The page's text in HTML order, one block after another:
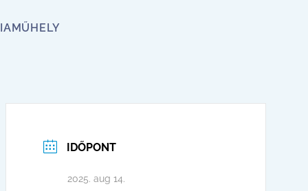
MŰHELY
IDŐPONT
2025. aug 14.